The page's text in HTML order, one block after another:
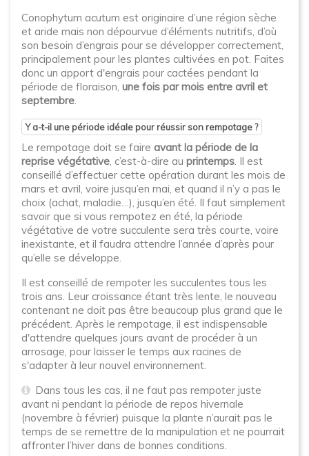
Conophytum acutum est originaire d’une région sèche
et aride mais non dépourvue d’éléments nutritifs, d’où
son besoin d’engrais pour se développer correctement,
principalement pour les plantes cultivées en pot. Faites
donc un apport d'engrais pour cactées pendant la
période de floraison, une fois par mois entre avril et
septembre.
Y a-t-il une période idéale pour réussir son rempotage ?
Le rempotage doit se faire avant la période de la
reprise végétative, c’est-à-dire au printemps. Il est
conseillé d’effectuer cette opération durant les mois de
mars et avril, voire jusqu’en mai, et quand il n’y a pas le
choix (achat, maladie…), jusqu’en été. Il faut simplement
savoir que si vous rempotez en été, la période
végétative de votre succulente sera très courte, voire
inexistante, et il faudra attendre l’année d’après pour
qu’elle se développe.
Il est conseillé de rempoter les succulentes tous les
trois ans. Leur croissance étant très lente, le nouveau
contenant ne doit pas être beaucoup plus grand que le
précédent. Après le rempotage, il est indispensable
d'attendre quelques jours avant de procéder à un
arrosage, pour laisser le temps aux racines de
s'adapter à leur nouvel environnement.
Dans tous les cas, il ne faut pas rempoter juste
avant ni pendant la période de repos hivernale
(novembre à février) puisque la plante n’aurait pas le
temps de se remettre de la manipulation et ne pourrait
affronter l’hiver dans de bonnes conditions.